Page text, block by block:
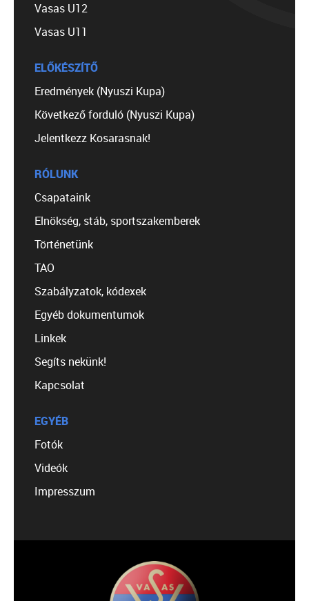
Vasas U12
Vasas U11
ELŐKÉSZÍTŐ
Eredmények (Nyuszi Kupa)
Következő forduló (Nyuszi Kupa)
Jelentkezz Kosarasnak!
RÓLUNK
Csapataink
Elnökség, stáb, sportszakemberek
Történetünk
TAO
Szabályzatok, kódexek
Egyéb dokumentumok
Linkek
Segíts nekünk!
Kapcsolat
EGYÉB
Fotók
Videók
Impresszum